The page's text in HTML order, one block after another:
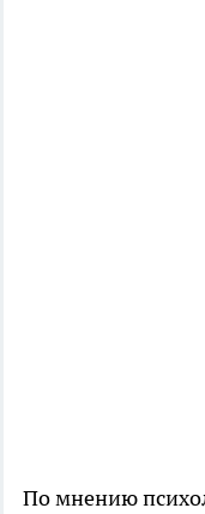
По мнению